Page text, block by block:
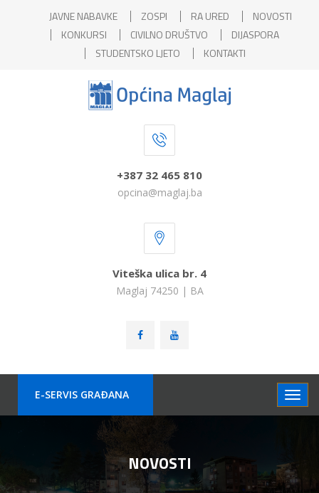
JAVNE NABAVKE ZOSPI RA URED
NOVOSTI
KONKURSI
CIVILNO DRUŠTVO
DIJASPORA
STUDENTSKO LJETO
KONTAKTI
+387 32 465 810
opcina@maglaj.ba
Viteška ulica br. 4
Maglaj 74250 | BA
E-SERVIS GRAÐANA
NOVOSTI